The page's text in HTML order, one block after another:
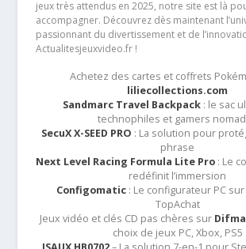
jeux très attendus en 2025, notre site est là
accompagner. Découvrez dès maintenant
passionnant du divertissement et de
Actualitesjeuxvideo.fr !
Achetez des cartes et coffrets
liliecollections.com
Sandmarc Travel Backpack : le sac
technophiles et gamers
SecuX X-SEED PRO : La solution pour
phrase
Next Level Racing Formula Lite Pro: Le
redéfinit l’immersion
Configomatic: Le configurateur PC
TopAchat
Jeux vidéo et clés CD pas chères sur
choix de jeux PC, Xbox, PS5